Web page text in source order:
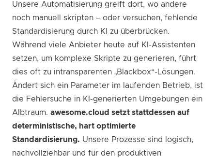
Unsere Automatisierung greift dort, wo andere
noch manuell skripten – oder versuchen, fehlende
Standardisierung durch KI zu überbrücken.
Während viele Anbieter heute auf KI-Assistenten
setzen, um komplexe Skripte zu generieren, führt
dies oft zu intransparenten „Blackbox“-Lösungen.
Ändert sich ein Parameter im laufenden Betrieb, ist
die Fehlersuche in KI-generierten Umgebungen ein
Albtraum. awesome.cloud setzt stattdessen auf
deterministische, hart optimierte
Standardisierung. Unsere Prozesse sind logisch,
nachvollziehbar und für den produktiven